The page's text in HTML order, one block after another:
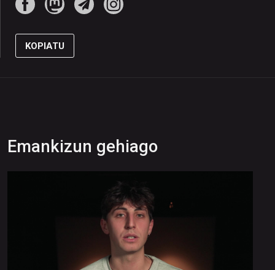
KOPIATU
Emankizun gehiago